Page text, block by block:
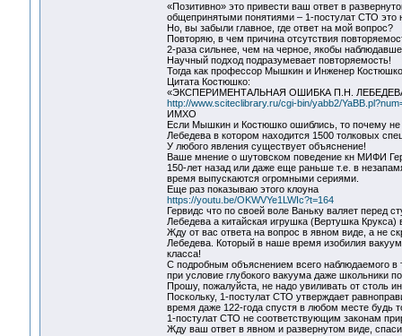
«Позитивно» это привести ваш ответ в
общепринятыми понятиями – 1-постулат СТО это
Но, вы забыли главное, где ответ на мой вопрос?
Повторяю, в чем причина отсутствия
2-раза сильнее, чем на черное, якобы
Научный подход подразумевает повторяемость!
Тогда как профессор Мышкин и Инженер
Цитата Костюшко:
«ЭКСПЕРИМЕНТАЛЬНАЯ ОШИБКА П.Н.
http://www.sciteclibrary.ru/cgi-bin/yabb2/
ИМХО
Если Мышкин и Костюшко ошиблись, то почему
Лебедева в котором находится 1500 толковых
У любого явления существует объяснение!
Ваше мнение о шутовском поведение кн МИФИ
150-лет назад или даже еще раньше т.е. в
время выпускаются огромными сериями.
Еще раз показываю этого клоуна
https://youtu.be/OKWVYe1LWIc?t=164
Гервидс что по своей воле Ваньку валяет перед
Лебедева а китайская игрушка (Вертушка
Жду от вас ответа на вопрос в явном виде, а не
Лебедева. Который в наше время изобилия
класса!
С подробным объяснением всего наблюдаемого
при условие глубокого вакуума даже школьники
Прошу, пожалуйста, не надо увиливать от столь
Поскольку, 1-постулат СТО утверждает
время даже 122-года спустя в любом месте будь
1-постулат СТО не соответствующим законам
Жду ваш ответ в явном и развернутом виде,